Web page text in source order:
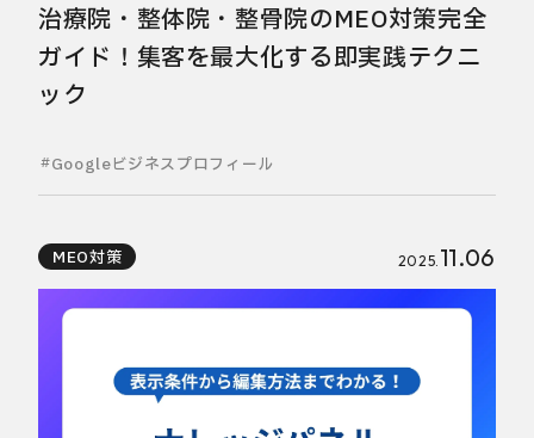
治療院・整体院・整骨院のMEO対策完全
ガイド！集客を最大化する即実践テクニ
ック
Googleビジネスプロフィール
MEO対策 2025. 11.06